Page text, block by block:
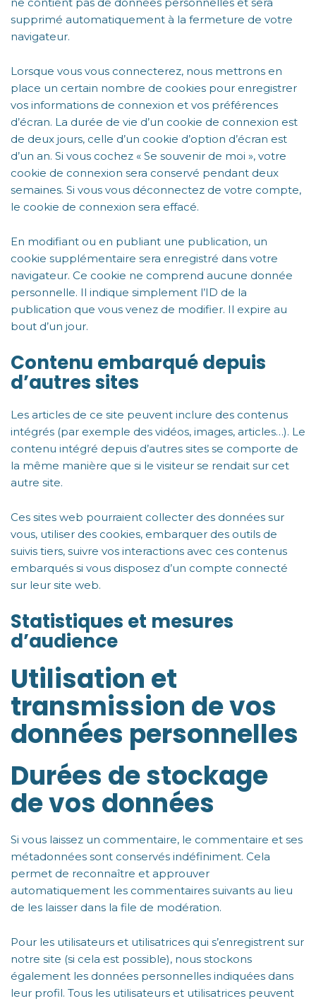
supprimé automatiquement à la fermeture de votre
navigateur.
Lorsque vous vous connecterez, nous mettrons en
place un certain nombre de cookies pour enregistrer
vos informations de connexion et vos préférences
d’écran. La durée de vie d’un cookie de connexion est
de deux jours, celle d’un cookie d’option d’écran est
d’un an. Si vous cochez « Se souvenir de moi », votre
cookie de connexion sera conservé pendant deux
semaines. Si vous vous déconnectez de votre compte,
le cookie de connexion sera effacé.
En modifiant ou en publiant une publication, un
cookie supplémentaire sera enregistré dans votre
navigateur. Ce cookie ne comprend aucune donnée
personnelle. Il indique simplement l’ID de la
publication que vous venez de modifier. Il expire au
bout d’un jour.
Contenu embarqué depuis
d’autres sites
Les articles de ce site peuvent inclure des contenus
intégrés (par exemple des vidéos, images, articles…). Le
contenu intégré depuis d’autres sites se comporte de
la même manière que si le visiteur se rendait sur cet
autre site.
Ces sites web pourraient collecter des données sur
vous, utiliser des cookies, embarquer des outils de
suivis tiers, suivre vos interactions avec ces contenus
embarqués si vous disposez d’un compte connecté
sur leur site web.
Statistiques et mesures
d’audience
Utilisation et
transmission de vos
données personnelles
Durées de stockage
de vos données
Si vous laissez un commentaire, le commentaire et ses
métadonnées sont conservés indéfiniment. Cela
permet de reconnaître et approuver
automatiquement les commentaires suivants au lieu
de les laisser dans la file de modération.
Pour les utilisateurs et utilisatrices qui s’enregistrent sur
notre site (si cela est possible), nous stockons
également les données personnelles indiquées dans
leur profil. Tous les utilisateurs et utilisatrices peuvent